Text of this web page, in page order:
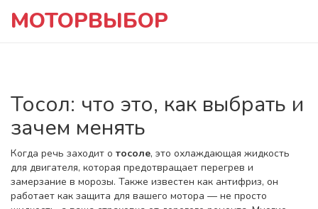
МОТОРВЫБОР
Тосол: что это, как выбрать и
зачем менять
Когда речь заходит о тосоле, это охлаждающая жидкость
для двигателя, которая предотвращает перегрев и
замерзание в морозы. Также известен как антифриз, он
работает как защита для вашего мотора — не просто